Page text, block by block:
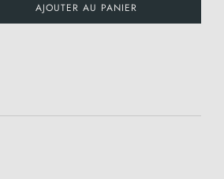
AJOUTER AU PANIER